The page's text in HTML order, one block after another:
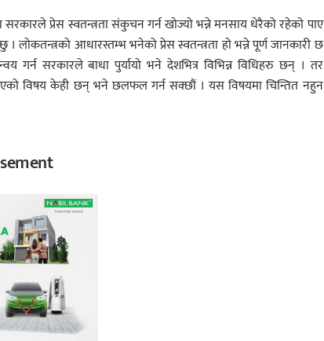
प्रेस स्वतन्त्रता संकुचन गर्न खोज्यो भन्ने मनसाय धेरैको रहेको पाए
। लोकतन्त्रको आधारस्तम्भ भनेको प्रेस स्वतन्त्रता हो भन्ने पूर्ण जानकारी छ
गर्न सरकारले बाधा पुर्यायो भने देशभित्र विभिन्न विधिहरु छन् । तर
भएको विषय केही छन् भने छलफल गर्न सक्छौं । यस विषयमा चिन्तित नहुन